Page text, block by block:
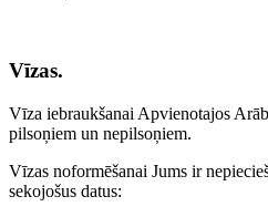
Vīzas.
Vīza iebraukšanai Apvienotajos
pilsoņiem un nepilsoņiem.
Vīzas noformēšanai Jums ir
sekojošus datus: